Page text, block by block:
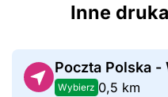
Inne
Poczta Polska -
Wybierz 0,5 km